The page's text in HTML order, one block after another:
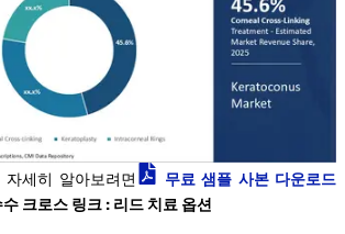
세히 알아보려면
무료 샘플 사본 다운로드
크로스 링크 : 리드 치료 옵션